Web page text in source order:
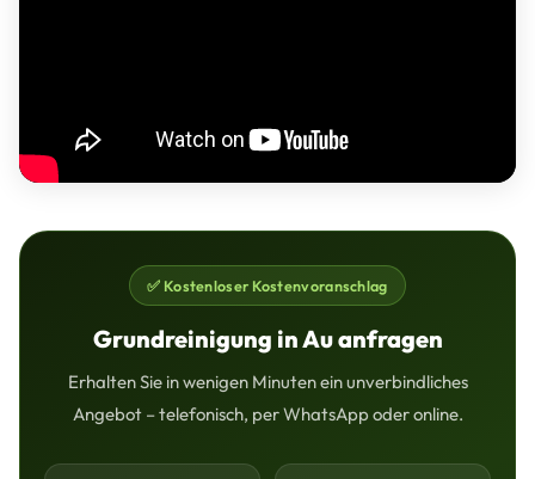
✅ Kostenloser Kostenvoranschlag
Grundreinigung in Au anfragen
Erhalten Sie in wenigen Minuten ein unverbindliches
Angebot – telefonisch, per WhatsApp oder online.